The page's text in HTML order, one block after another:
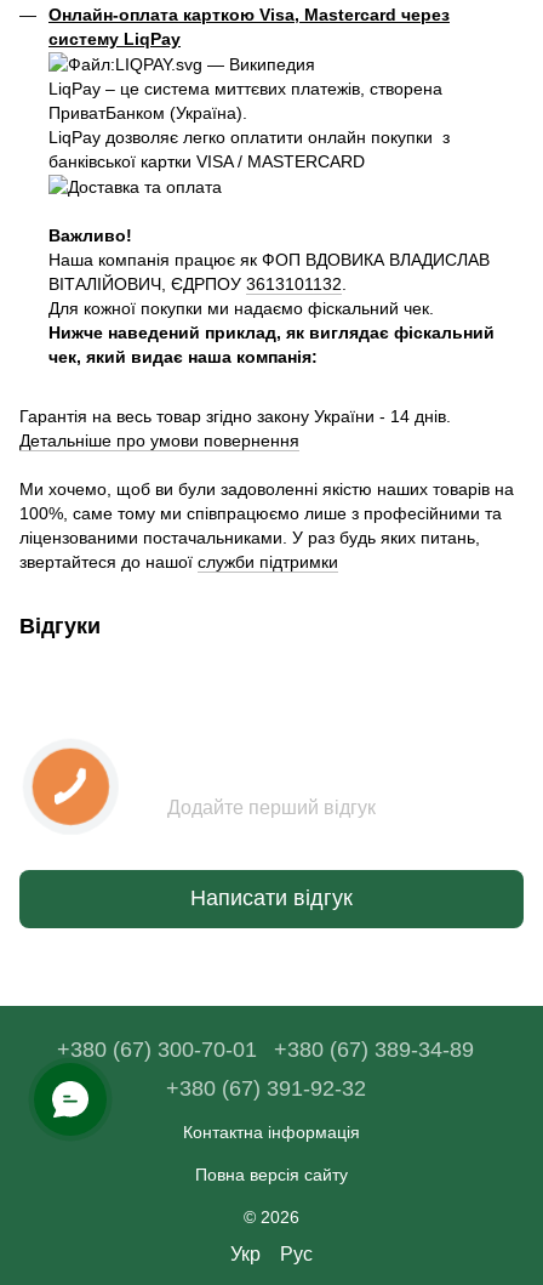
Онлайн-оплата карткою Visa, Mastercard через
систему LiqPay
LiqPay – це система миттєвих платежів, створена
ПриватБанком (Україна).
LiqPay дозволяє легко оплатити онлайн покупки з
банківської картки VISA / MASTERCARD
Важливо!
Наша компанія працює як ФОП ВДОВИКА ВЛАДИСЛАВ
ВІТАЛІЙОВИЧ, ЄДРПОУ 3613101132.
Для кожної покупки ми надаємо фіскальний чек.
Нижче наведений приклад, як виглядає фіскальний
чек, який видає наша компанія:
Гарантія на весь товар згідно закону України - 14 днів.
Детальніше про умови повернення
Ми хочемо, щоб ви були задоволенні якістю наших товарів на
100%, саме тому ми співпрацюємо лише з професійними та
ліцензованими постачальниками. У раз будь яких питань,
звертайтеся до нашої служби підтримки
Відгуки
Додайте перший відгук
Написати відгук
+380 (67) 300-70-01
+380 (67) 389-34-89
+380 (67) 391-92-32
Контактна інформація
Повна версія сайту
© 2026
Укр Рус